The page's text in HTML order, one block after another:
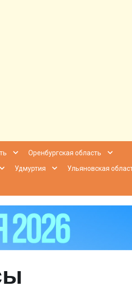
Оренбургская область
Удмуртия
Ульяновская